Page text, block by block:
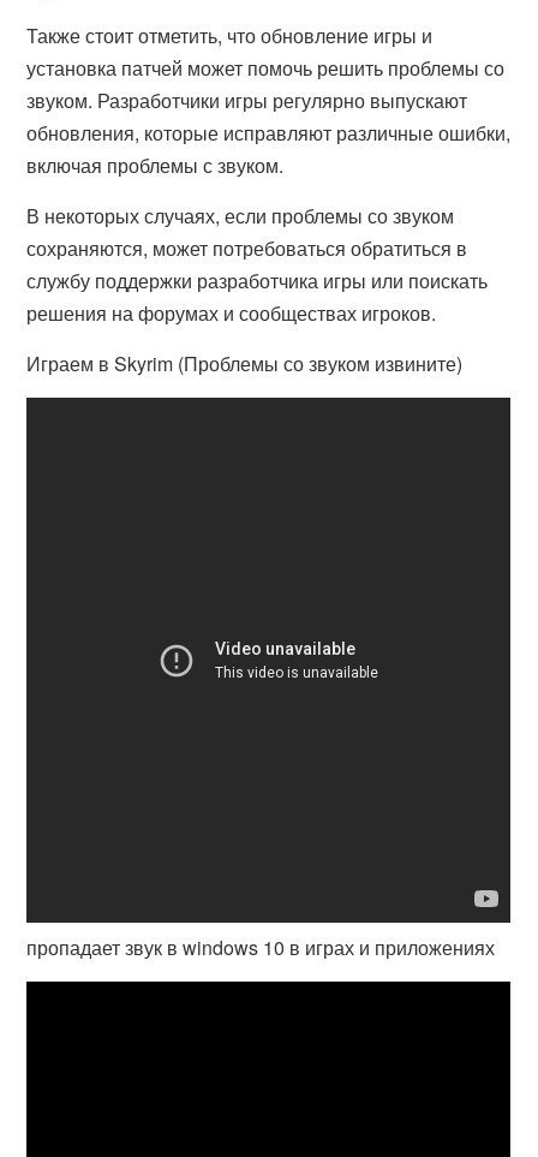
Также стоит отметить, что обновление игры и
установка патчей может помочь решить проблемы со
звуком. Разработчики игры регулярно выпускают
обновления, которые исправляют различные ошибки,
включая проблемы с звуком.
В некоторых случаях, если проблемы со звуком
сохраняются, может потребоваться обратиться в
службу поддержки разработчика игры или поискать
решения на форумах и сообществах игроков.
Играем в Skyrim (Проблемы со звуком извините)
пропадает звук в windows 10 в играх и приложениях